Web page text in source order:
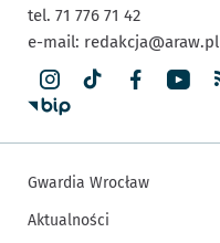
tel. 71 776 71 42
e-mail: redakcja@araw.pl
Gwardia Wrocław
Aktualności